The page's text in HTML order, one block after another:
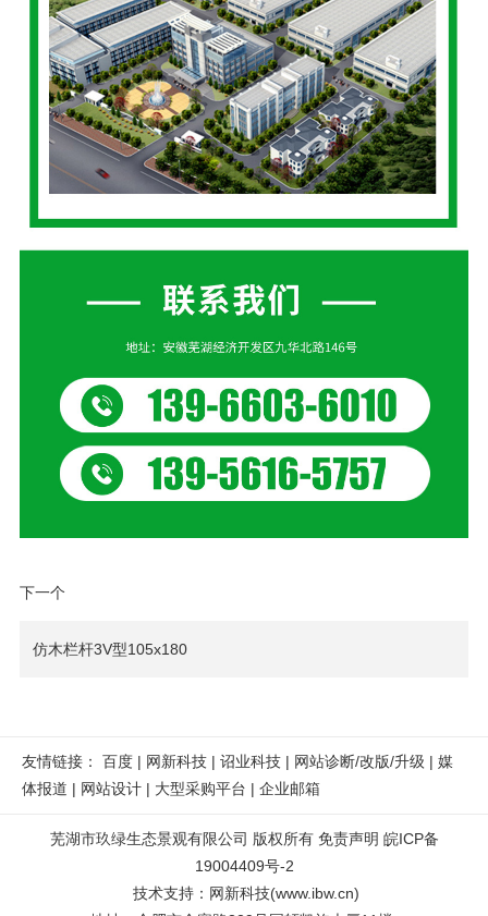
下一个
仿木栏杆3V型105x180
友情链接： 百度 | 网新科技 | 诏业科技 | 网站诊断/改版/升级 | 媒
体报道 | 网站设计 | 大型采购平台 | 企业邮箱
芜湖市玖绿生态景观有限公司 版权所有 免责声明 皖ICP备
19004409号-2
技术支持 ： 网新科技(www.ibw.cn)